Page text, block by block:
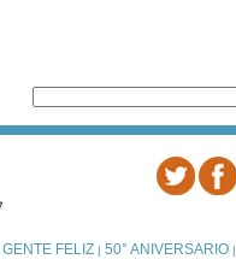
GENTE FELIZ| 50° ANIVERSARIO|